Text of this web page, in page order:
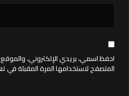
احفظ اسمي، بريدي الإلكتروني،
المتصفح لاستخدامها المرة المقبلة في